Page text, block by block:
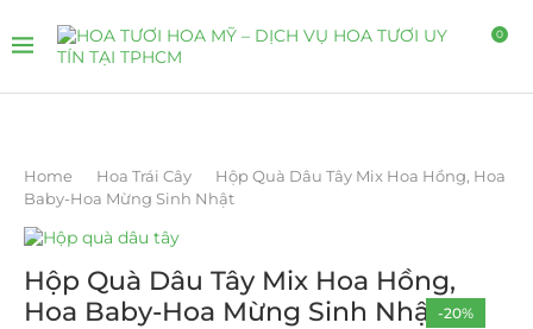
0
Home Hoa Trái Cây
Hộp Quà Dâu Tây Mix Hoa Hồng, Hoa
Baby-Hoa Mừng Sinh Nhật
-20%
Hộp Quà Dâu Tây Mix Hoa Hồng,
Hoa Baby-Hoa Mừng Sinh Nhật